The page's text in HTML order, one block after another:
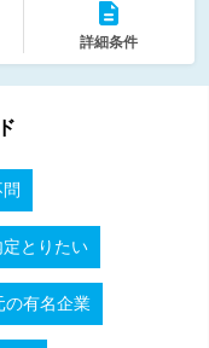
詳細条件
定とりたい
の有名企業